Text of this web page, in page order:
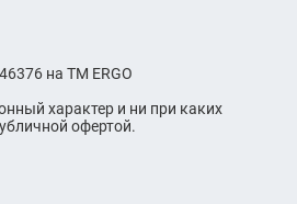
на ТМ ERGO
характер и ни при каких
офертой.